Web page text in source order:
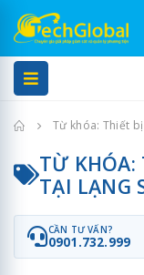
Trang chủTừ khóa: Thiết
TỪ KHÓA:
TẠI LẠNG
CẦN TƯ VẤN?
0901.732.999